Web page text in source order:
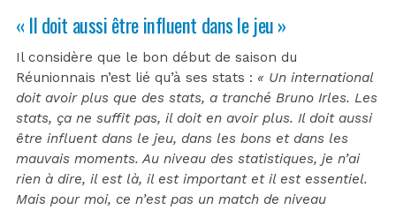
« Il doit aussi être influent dans le jeu »
Il considère que le bon début de saison du
Réunionnais n’est lié qu’à ses stats : « Un international
doit avoir plus que des stats, a tranché Bruno Irles. Les
stats, ça ne suffit pas, il doit en avoir plus. Il doit aussi
être influent dans le jeu, dans les bons et dans les
mauvais moments. Au niveau des statistiques, je n’ai
rien à dire, il est là, il est important et il est essentiel.
Mais pour moi, ce n’est pas un match de niveau